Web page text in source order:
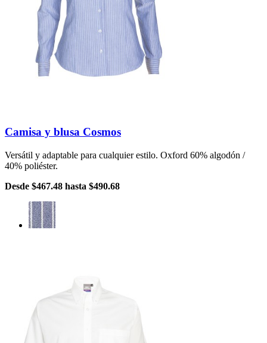
Camisa y blusa Cosmos
Versátil y adaptable para cualquier estilo. Oxford 60% algodón /
40% poliéster.
Desde $467.48 hasta $490.68